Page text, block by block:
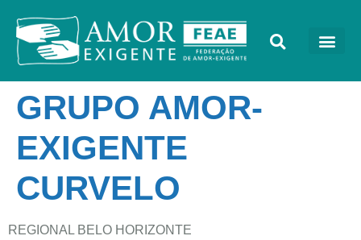
GRUPO AMOR-
EXIGENTE
CURVELO
REGIONAL BELO HORIZONTE